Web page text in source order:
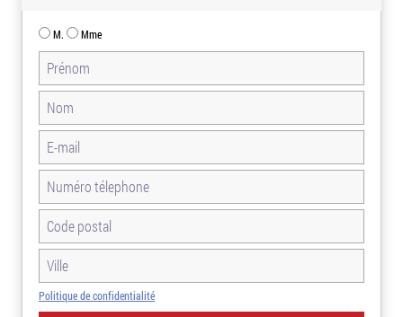
M. Mme
Politique de confidentialité